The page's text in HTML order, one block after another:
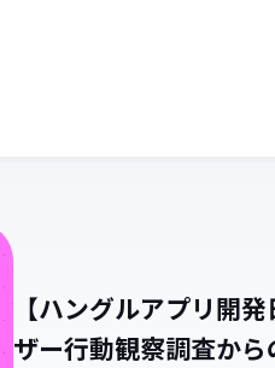
【ハングルアプリ開
ザー行動観察調査か